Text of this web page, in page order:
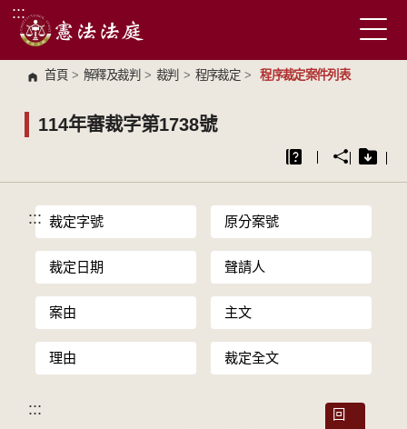
跳到主要內容區塊
:::
首頁 > 解釋及裁判 > 裁判 > 程序裁定 > 程序裁定案件列表
114年審裁字第1738號
::: 裁定字號 原分案號
裁定日期 聲請人
案由 主文
理由 裁定全文
:::
回